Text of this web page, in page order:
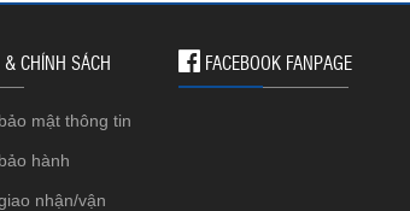
FACEBOOK FANPAGE
CHÍNH SÁCH
mật thông tin
hành
nhận/vận